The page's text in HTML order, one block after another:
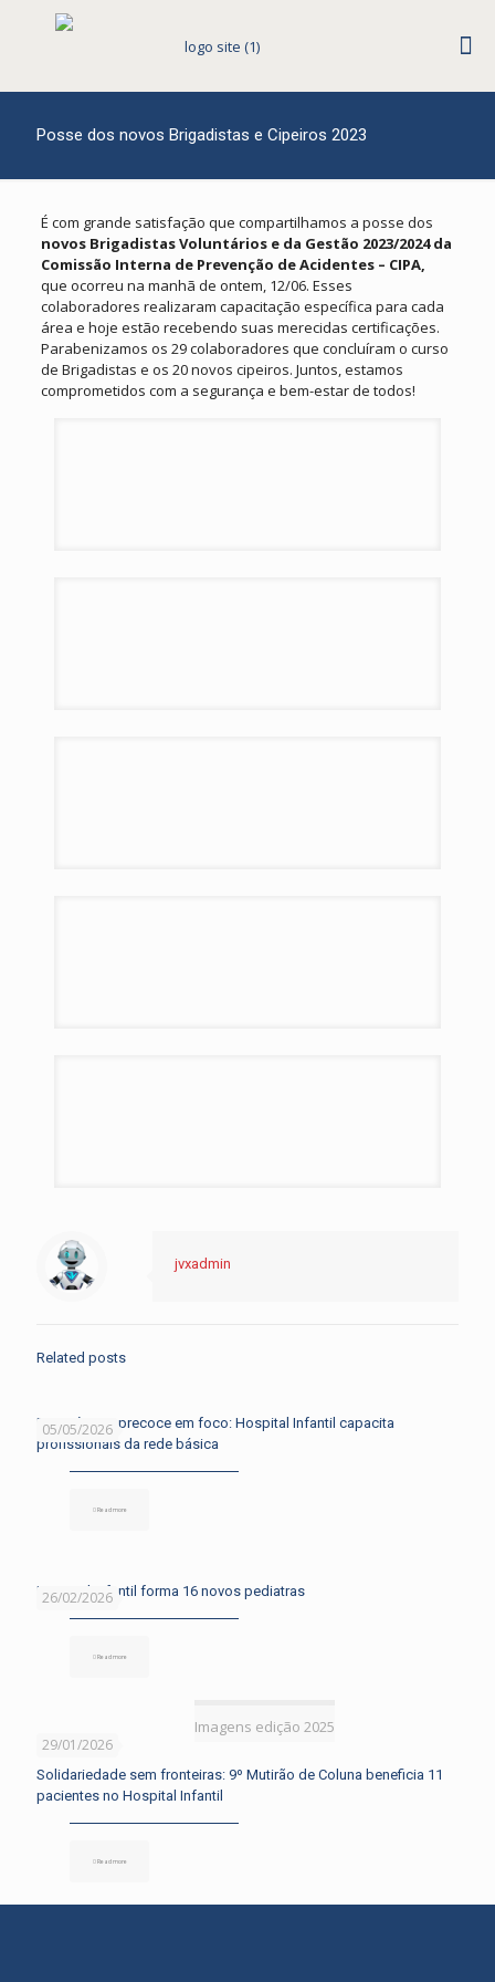
Posse dos novos Brigadistas e Cipeiros 2023
É com grande satisfação que compartilhamos a posse dos
novos Brigadistas Voluntários e da Gestão 2023/2024 da
Comissão Interna de Prevenção de Acidentes – CIPA,
que ocorreu na manhã de ontem, 12/06. Esses
colaboradores realizaram capacitação específica para cada
área e hoje estão recebendo suas merecidas certificações.
Parabenizamos os 29 colaboradores que concluíram o curso
de Brigadistas e os 20 novos cipeiros. Juntos, estamos
comprometidos com a segurança e bem-estar de todos!
jvxadmin
Related posts
05/05/2026
Diagnóstico precoce em foco: Hospital Infantil capacita
profissionais da rede básica
Read more
26/02/2026
Hospital Infantil forma 16 novos pediatras
Read more
Imagens edição 2025
29/01/2026
Solidariedade sem fronteiras: 9º Mutirão de Coluna beneficia 11
pacientes no Hospital Infantil
Read more